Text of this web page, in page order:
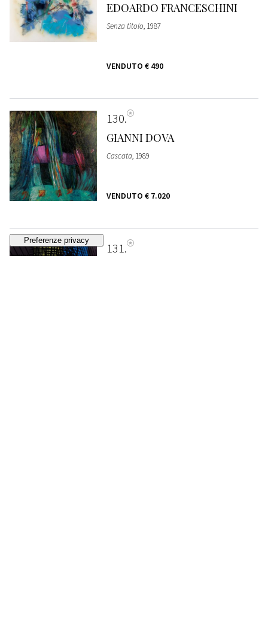
EDOARDO FRANCESCHINI
Senza titolo, 1987
VENDUTO € 490
130
GIANNI DOVA
Cascata, 1989
VENDUTO € 7.020
131